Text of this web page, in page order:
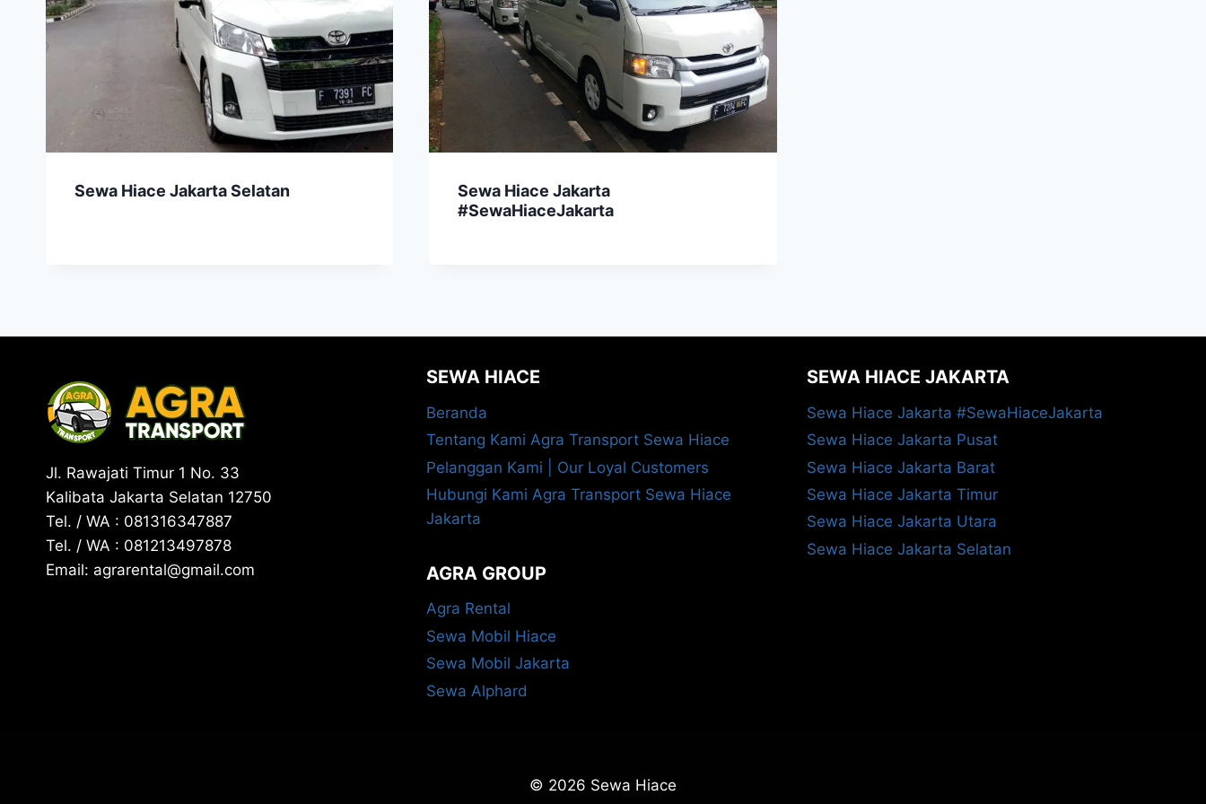
Sewa Hiace Jakarta Selatan
Sewa Hiace Jakarta
#SewaHiaceJakarta
Jl. Rawajati Timur 1 No. 33
Kalibata Jakarta Selatan 12750
Tel. / WA : 081316347887
Tel. / WA : 081213497878
Email: agrarental@gmail.com
SEWA HIACE
Beranda
Tentang Kami Agra Transport Sewa Hiace
Pelanggan Kami | Our Loyal Customers
Hubungi Kami Agra Transport Sewa Hiace
Jakarta
AGRA GROUP
Agra Rental
Sewa Mobil Hiace
Sewa Mobil Jakarta
Sewa Alphard
SEWA HIACE JAKARTA
Sewa Hiace Jakarta #SewaHiaceJakarta
Sewa Hiace Jakarta Pusat
Sewa Hiace Jakarta Barat
Sewa Hiace Jakarta Timur
Sewa Hiace Jakarta Utara
Sewa Hiace Jakarta Selatan
© 2026 Sewa Hiace